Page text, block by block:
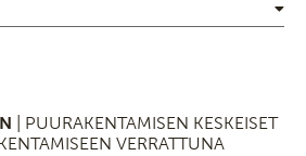
| PUURAKENTAMISEN KESKEISET
VERRATTUNA